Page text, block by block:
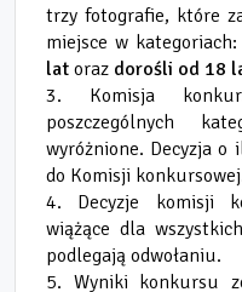
trzy fotografie, które
miejsce w kategoriach:
lat oraz dorośli od 18
3. Komisja
poszczególnych
wyróżnione. Decyzja o
do Komisji
4. Decyzje komisji
wiążące dla
podlegają odwołaniu.
5. Wyniki konkursu